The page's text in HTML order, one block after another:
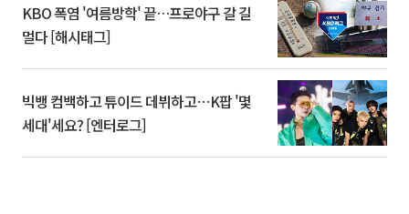
KBO 폭염 '여름방학' 끝…프로야구 갈 길
멀다 [해시태그]
빅뱅 컴백하고 튜이드 데뷔하고⋯K팝 '몇
세대'세요? [엔터로그]